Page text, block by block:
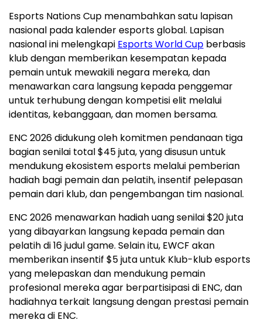
Esports Nations Cup menambahkan satu lapisan
nasional pada kalender esports global. Lapisan
nasional ini melengkapi Esports World Cup berbasis
klub dengan memberikan kesempatan kepada
pemain untuk mewakili negara mereka, dan
menawarkan cara langsung kepada penggemar
untuk terhubung dengan kompetisi elit melalui
identitas, kebanggaan, dan momen bersama.
ENC 2026 didukung oleh komitmen pendanaan tiga
bagian senilai total $45 juta, yang disusun untuk
mendukung ekosistem esports melalui pemberian
hadiah bagi pemain dan pelatih, insentif pelepasan
pemain dari klub, dan pengembangan tim nasional.
ENC 2026 menawarkan hadiah uang senilai $20 juta
yang dibayarkan langsung kepada pemain dan
pelatih di 16 judul game. Selain itu, EWCF akan
memberikan insentif $5 juta untuk Klub-klub esports
yang melepaskan dan mendukung pemain
profesional mereka agar berpartisipasi di ENC, dan
hadiahnya terkait langsung dengan prestasi pemain
mereka di ENC.